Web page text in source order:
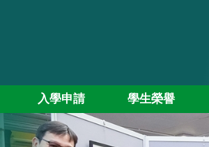
入學申請 學生榮譽